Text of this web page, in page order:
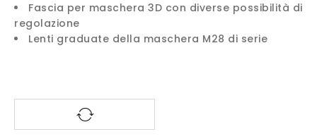
Fascia per maschera 3D con diverse possibilità di
regolazione
Lenti graduate della maschera M28 di serie